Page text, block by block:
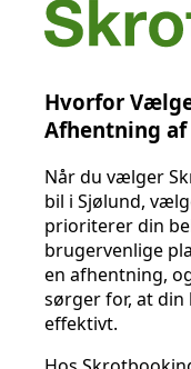
Hvorfor
Afhentning af
Når du vælger
bil i Sjølund,
prioriterer din
brugervenlige
en afhentning,
sørger for, at
effektivt.